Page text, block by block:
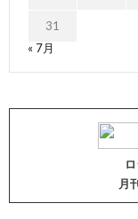
31
« 7月
月